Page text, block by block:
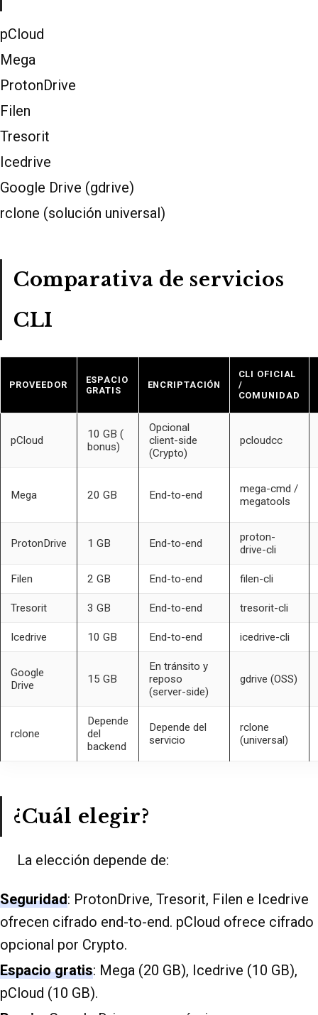
pCloud
Mega
ProtonDrive
Filen
Tresorit
Icedrive
Google Drive (gdrive)
rclone (solución universal)
Comparativa de servicios
CLI
PROVEEDOR
ESPACIO
GRATIS
ENCRIPTACIÓN
CLI OFICIAL
/
COMUNIDAD
pCloud
10 GB (
bonus)
Opcional
client-side
(Crypto)
pcloudcc
Mega 20 GB End-to-end
mega-cmd /
megatools
ProtonDrive 1 GB End-to-end
proton-
drive-cli
Filen 2 GB End-to-end filen-cli
Tresorit 3 GB End-to-end tresorit-cli
Icedrive 10 GB End-to-end icedrive-cli
Google
Drive
15 GB
En tránsito y
reposo
(server-side)
gdrive (OSS)
rclone
Depende
del
backend
Depende del
servicio
rclone
(universal)
¿Cuál elegir?
La elección depende de:
Seguridad: ProtonDrive, Tresorit, Filen e Icedrive
ofrecen cifrado end-to-end. pCloud ofrece cifrado
opcional por Crypto.
Espacio gratis: Mega (20 GB), Icedrive (10 GB),
pCloud (10 GB).